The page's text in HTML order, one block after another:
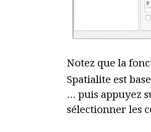
Notez que la
Spatialite est
… puis appuyez
sélectionner les